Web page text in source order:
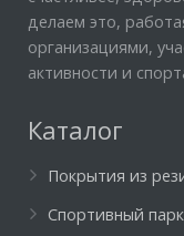
делаем это,
организациями,
активности и
Каталог
Покрытия из
Спортивный